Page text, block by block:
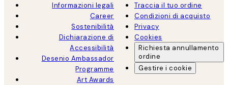
Informazioni legali
Career
Sostenibilità
Dichiarazione di
Accessibilità
Desenio Ambassador
Programme
Art Awards
Traccia il tuo ordine
Condizioni di acquisto
Privacy
Cookies
Richiesta annullamento
ordine
Gestire i cookie